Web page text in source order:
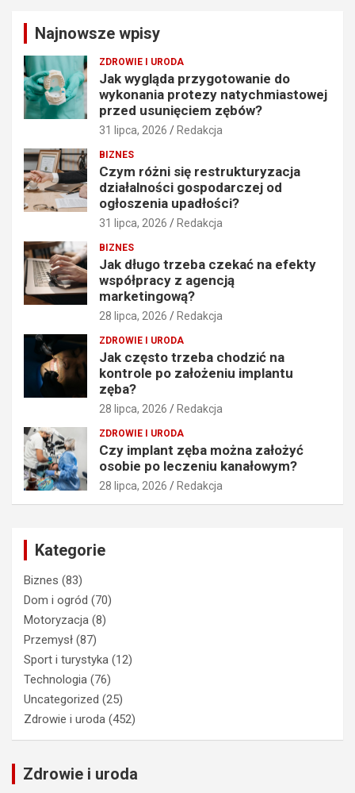
Najnowsze wpisy
ZDROWIE I URODA
Jak wygląda przygotowanie do
wykonania protezy natychmiastowej
przed usunięciem zębów?
31 lipca, 2026 Redakcja
BIZNES
Czym różni się restrukturyzacja
działalności gospodarczej od
ogłoszenia upadłości?
31 lipca, 2026 Redakcja
BIZNES
Jak długo trzeba czekać na efekty
współpracy z agencją
marketingową?
28 lipca, 2026 Redakcja
ZDROWIE I URODA
Jak często trzeba chodzić na
kontrole po założeniu implantu
zęba?
28 lipca, 2026 Redakcja
ZDROWIE I URODA
Czy implant zęba można założyć
osobie po leczeniu kanałowym?
28 lipca, 2026 Redakcja
Kategorie
Biznes (83)
Dom i ogród (70)
Motoryzacja (8)
Przemysł (87)
Sport i turystyka (12)
Technologia (76)
Uncategorized (25)
Zdrowie i uroda (452)
Zdrowie i uroda